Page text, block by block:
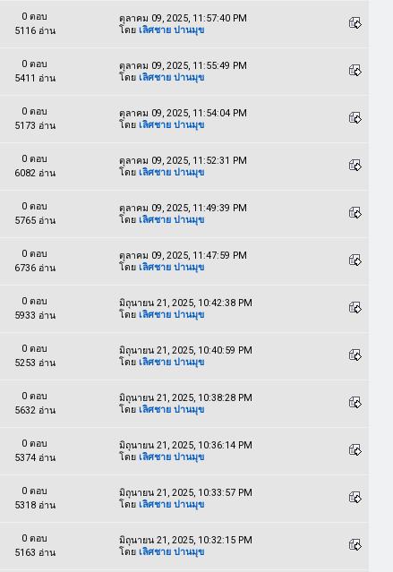
0 ตอบ
5116 อ่าน
ตุลาคม 09, 2025, 11:57:40 PM
โดย เลิศชาย ปานมุข
0 ตอบ
5411 อ่าน
ตุลาคม 09, 2025, 11:55:49 PM
โดย เลิศชาย ปานมุข
0 ตอบ
5173 อ่าน
ตุลาคม 09, 2025, 11:54:04 PM
โดย เลิศชาย ปานมุข
0 ตอบ
6082 อ่าน
ตุลาคม 09, 2025, 11:52:31 PM
โดย เลิศชาย ปานมุข
0 ตอบ
5765 อ่าน
ตุลาคม 09, 2025, 11:49:39 PM
โดย เลิศชาย ปานมุข
0 ตอบ
6736 อ่าน
ตุลาคม 09, 2025, 11:47:59 PM
โดย เลิศชาย ปานมุข
0 ตอบ
5933 อ่าน
มิถุนายน 21, 2025, 10:42:38 PM
โดย เลิศชาย ปานมุข
0 ตอบ
5253 อ่าน
มิถุนายน 21, 2025, 10:40:59 PM
โดย เลิศชาย ปานมุข
0 ตอบ
5632 อ่าน
มิถุนายน 21, 2025, 10:38:28 PM
โดย เลิศชาย ปานมุข
0 ตอบ
5374 อ่าน
มิถุนายน 21, 2025, 10:36:14 PM
โดย เลิศชาย ปานมุข
0 ตอบ
5318 อ่าน
มิถุนายน 21, 2025, 10:33:57 PM
โดย เลิศชาย ปานมุข
0 ตอบ
5163 อ่าน
มิถุนายน 21, 2025, 10:32:15 PM
โดย เลิศชาย ปานมุข